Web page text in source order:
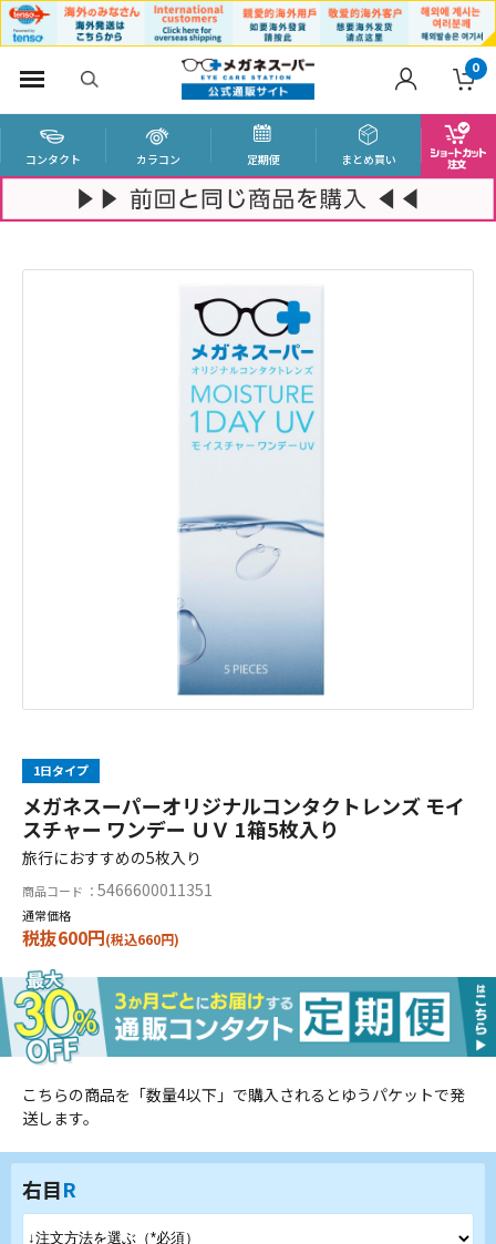
0
コンタクト カラコン 定期便 まとめ買い
1日タイプ
メガネスーパーオリジナルコンタクトレンズ モイ
スチャー ワンデー ＵＶ 1箱5枚入り
旅行におすすめの5枚入り
商品コード ： 5466600011351
通常価格
税抜600円(税込660円)
こちらの商品を「数量4以下」で購入されるとゆうパケットで発
送します。
右目R